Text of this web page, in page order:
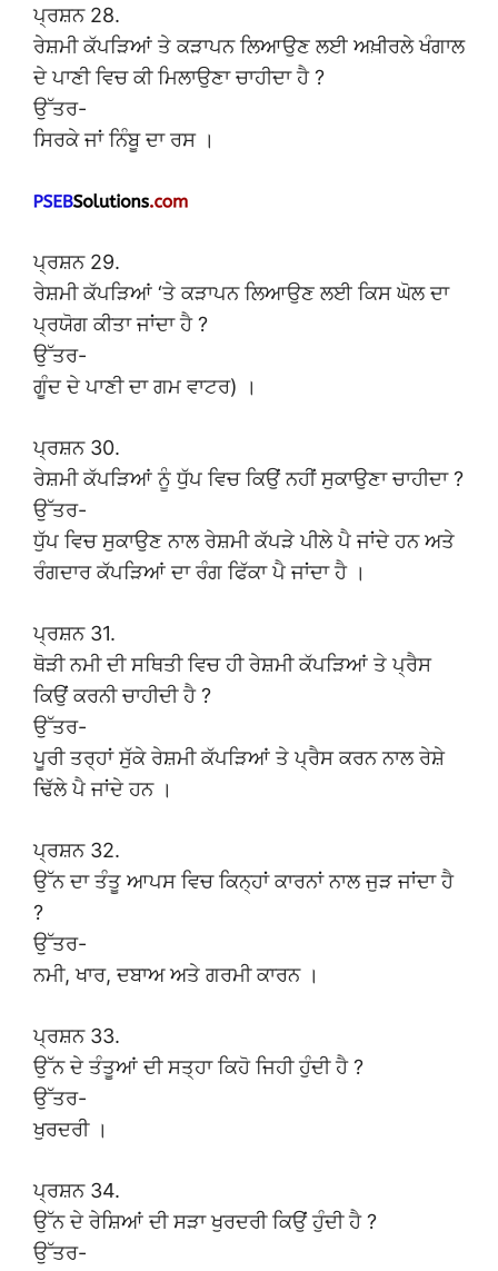
ਪ੍ਰਸ਼ਨ 28.
ਰੇਸ਼ਮੀ ਕੱਪੜਿਆਂ ਤੇ ਕੜਾਪਨ ਲਿਆਉਣ ਲਈ ਅਖ਼ੀਰਲੇ ਖੰਗਾਲ
ਦੇ ਪਾਣੀ ਵਿਚ ਕੀ ਮਿਲਾਉਣਾ ਚਾਹੀਦਾ ਹੈ ?
ਉੱਤਰ-
ਸਿਰਕੇ ਜਾਂ ਨਿੰਬੂ ਦਾ ਰਸ ।
ਪ੍ਰਸ਼ਨ 29.
ਰੇਸ਼ਮੀ ਕੱਪੜਿਆਂ ‘ਤੇ ਕੜਾਪਨ ਲਿਆਉਣ ਲਈ ਕਿਸ ਘੋਲ ਦਾ
ਪ੍ਰਯੋਗ ਕੀਤਾ ਜਾਂਦਾ ਹੈ ?
ਉੱਤਰ-
ਗੂੰਦ ਦੇ ਪਾਣੀ ਦਾ ਗਮ ਵਾਟਰ) ।
ਪ੍ਰਸ਼ਨ 30.
ਰੇਸ਼ਮੀ ਕੱਪੜਿਆਂ ਨੂੰ ਧੁੱਪ ਵਿਚ ਕਿਉਂ ਨਹੀਂ ਸੁਕਾਉਣਾ ਚਾਹੀਦਾ ?
ਉੱਤਰ-
ਧੁੱਪ ਵਿਚ ਸੁਕਾਉਣ ਨਾਲ ਰੇਸ਼ਮੀ ਕੱਪੜੇ ਪੀਲੇ ਪੈ ਜਾਂਦੇ ਹਨ ਅਤੇ
ਰੰਗਦਾਰ ਕੱਪੜਿਆਂ ਦਾ ਰੰਗ ਫਿੱਕਾ ਪੈ ਜਾਂਦਾ ਹੈ ।
ਪ੍ਰਸ਼ਨ 31.
ਥੋੜੀ ਨਮੀ ਦੀ ਸਥਿਤੀ ਵਿਚ ਹੀ ਰੇਸ਼ਮੀ ਕੱਪੜਿਆਂ ਤੇ ਪ੍ਰੈਸ
ਕਿਉਂ ਕਰਨੀ ਚਾਹੀਦੀ ਹੈ ?
ਉੱਤਰ-
ਪੂਰੀ ਤਰ੍ਹਾਂ ਸੁੱਕੇ ਰੇਸ਼ਮੀ ਕੱਪੜਿਆਂ ਤੇ ਪ੍ਰੈਸ ਕਰਨ ਨਾਲ ਰੇਸ਼ੇ
ਢਿੱਲੇ ਪੈ ਜਾਂਦੇ ਹਨ ।
ਪ੍ਰਸ਼ਨ 32.
ਉੱਨ ਦਾ ਤੰਤੂ ਆਪਸ ਵਿਚ ਕਿਨ੍ਹਾਂ ਕਾਰਨਾਂ ਨਾਲ ਜੁੜ ਜਾਂਦਾ ਹੈ
?
ਉੱਤਰ-
ਨਮੀ, ਖਾਰ, ਦਬਾਅ ਅਤੇ ਗਰਮੀ ਕਾਰਨ ।
ਪ੍ਰਸ਼ਨ 33.
ਉੱਨ ਦੇ ਤੰਤੂਆਂ ਦੀ ਸਤ੍ਹਾ ਕਿਹੋ ਜਿਹੀ ਹੁੰਦੀ ਹੈ ?
ਉੱਤਰ-
ਖੁਰਦਰੀ ।
ਪ੍ਰਸ਼ਨ 34.
ਉੱਨ ਦੇ ਰੇਸ਼ਿਆਂ ਦੀ ਸੜਾ ਖੁਰਦਰੀ ਕਿਉਂ ਹੁੰਦੀ ਹੈ ?
ਉੱਤਰ-